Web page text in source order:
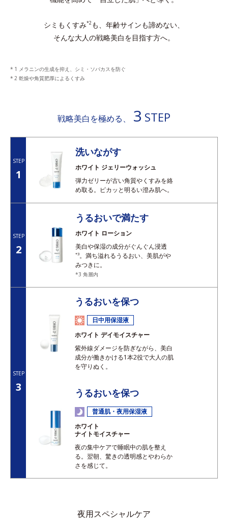
シミもくすみ*2も、年齢サインも諦めない、
そんな大人の戦略美白を目指す方へ。
1 メラニンの生成を抑え、シミ・ソバカスを防ぐ
2 乾燥や角質肥厚によるくすみ
戦略美白を極める、 3 STEP
STEP
1
洗いながす
ホワイト ジェリーウォッシュ
弾力ゼリーが古い角質やくすみを絡
め取る。ピカッと明るい澄み肌へ。
STEP
2
うるおいで満たす
ホワイト ローション
美白や保湿の成分がぐんぐん浸透
*3。満ち溢れるうるおい、美肌がや
みつきに。
*3 角層内
STEP
3
うるおいを保つ
日中用保湿液
ホワイト デイモイスチャー
紫外線ダメージを防ぎながら、美白
成分が働きかける1本2役で大人の肌
を守りぬく。
うるおいを保つ
普通肌・夜用保湿液
ホワイト
ナイトモイスチャー
夜の集中ケアで睡眠中の肌を整え
る。翌朝、驚きの透明感とやわらか
さを感じて。
夜用スペシャルケア